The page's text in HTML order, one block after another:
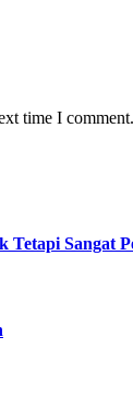
time I comment.
Sangat